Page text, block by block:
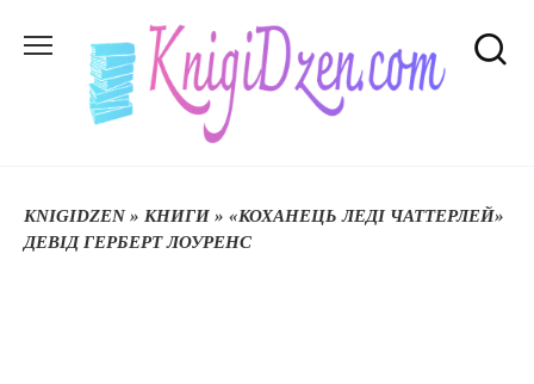
до
KNIGIDZEN» КНИГИ » «КОХАНЕЦЬ ЛЕДІ ЧАТТЕРЛЕЙ»
ДЕВІД ГЕРБЕРТ ЛОУРЕНС